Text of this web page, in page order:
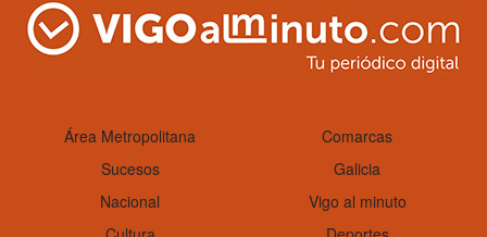
Área Metropolitana
Comarcas
Sucesos
Galicia
Nacional
Vigo al minuto